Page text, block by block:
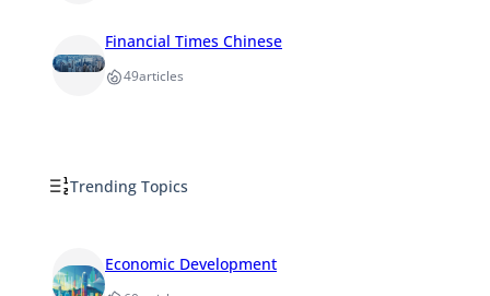
Financial Times Chinese
49articles
Trending Topics
Economic Development